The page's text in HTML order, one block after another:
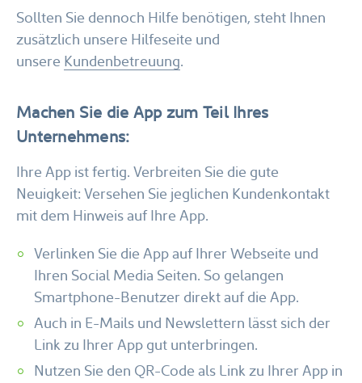
Sollten Sie dennoch Hilfe benötigen, steht Ihnen
zusätzlich unsere Hilfeseite und
unsere Kundenbetreuung.
Machen Sie die App zum Teil Ihres
Unternehmens:
Ihre App ist fertig. Verbreiten Sie die gute
Neuigkeit: Versehen Sie jeglichen Kundenkontakt
mit dem Hinweis auf Ihre App.
Verlinken Sie die App auf Ihrer Webseite und
Ihren Social Media Seiten. So gelangen
Smartphone-Benutzer direkt auf die App.
Auch in E-Mails und Newslettern lässt sich der
Link zu Ihrer App gut unterbringen.
Nutzen Sie den QR-Code als Link zu Ihrer App in